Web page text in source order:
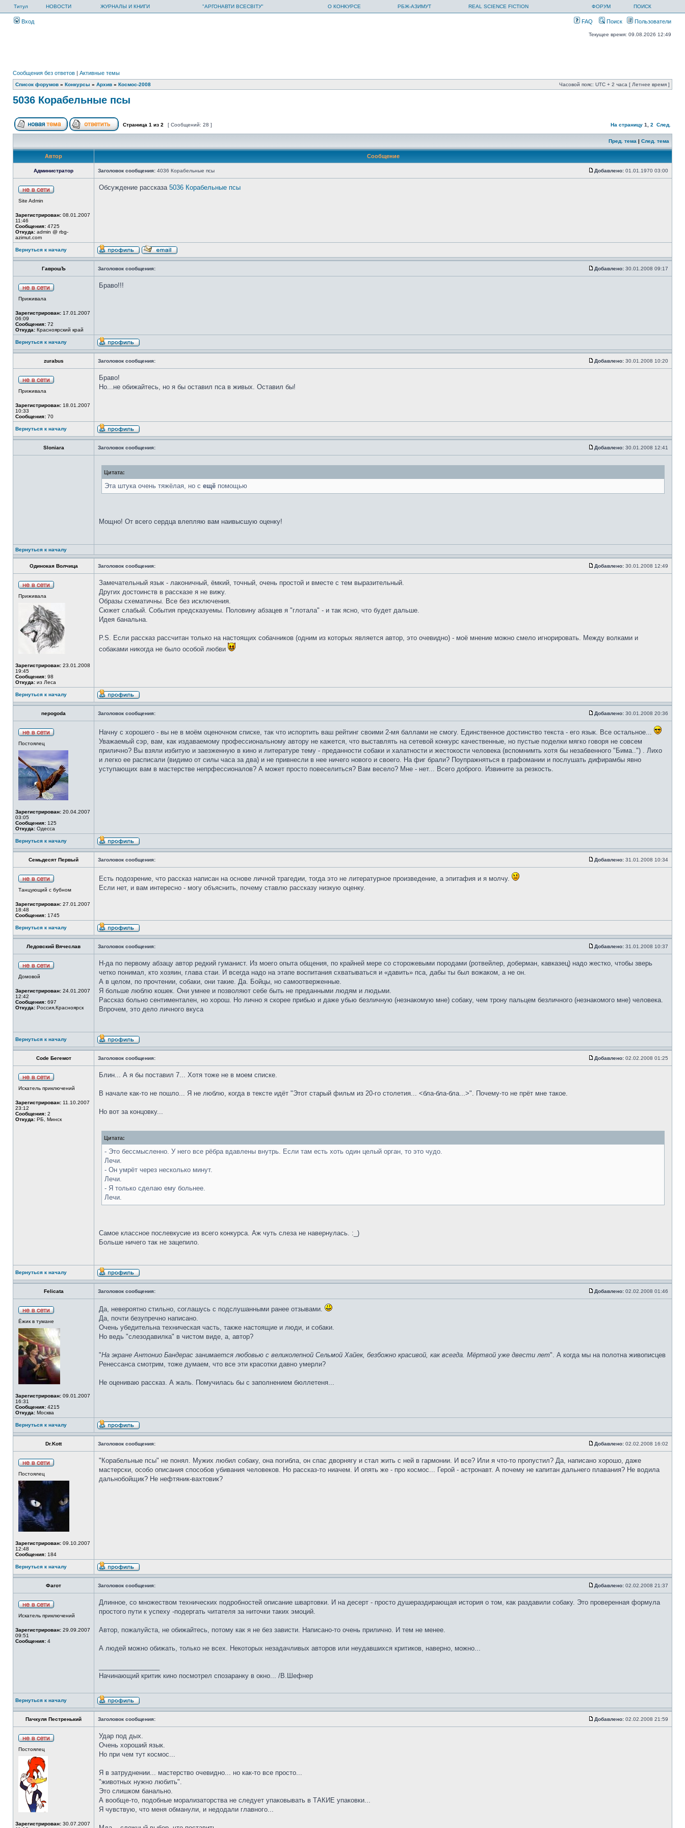
Титул НОВОСТИ ЖУРНАЛЫ И КНИГИ "АРГОНАВТИ ВСЕСВІТУ" О КОНКУРСЕ РБЖ-АЗИМУТ REAL SCIENCE FICTION ФОРУМ ПОИСК
Вход FAQ Поиск Пользователи
Текущее время: 09.08.2026 12:49
Сообщения без ответов | Активные темы
Список форумов » Конкурсы » Архив » Космос-2008 Часовой пояс: UTC + 2 часа [ Летнее время ]
5036 Корабельные псы
Страница 1 из 2 [ Сообщений: 28 ] На страницу 1 2 След.
Пред. тема | След. тема
Автор Сообщение
Администратор Заголовок сообщения: 4036 Корабельные псы Добавлено: 01.01.1970 03:00
Site Admin
Зарегистрирован: 08.01.2007
11:46
Сообщения: 4725
Откуда: admin @ rbg-
azimut.com
Обсуждение рассказа 5036 Корабельные псы
Вернуться к началу
ГаврошЪ Заголовок сообщения: Добавлено: 30.01.2008 09:17
Приживала
Зарегистрирован: 17.01.2007
06:09
Сообщения: 72
Откуда: Красноярский край
Браво!!!
Вернуться к началу
zurabus Заголовок сообщения: Добавлено: 30.01.2008 10:20
Приживала
Зарегистрирован: 18.01.2007
10:33
Сообщения: 70
Браво!
Но...не обижайтесь, но я бы оставил пса в живых. Оставил бы!
Вернуться к началу
Sloniara Заголовок сообщения: Добавлено: 30.01.2008 12:41
Цитата:
Эта штука очень тяжёлая, но с ещё помощью
Мощно! От всего сердца влепляю вам наивысшую оценку!
Вернуться к началу
Одинокая Волчица Заголовок сообщения: Добавлено: 30.01.2008 12:49
Приживала
Зарегистрирован: 23.01.2008
19:45
Сообщения: 98
Откуда: из Леса
Замечательный язык - лаконичный, ёмкий, точный, очень простой и вместе с тем выразительный.
Других достоинств в рассказе я не вижу.
Образы схематичны. Все без исключения.
Сюжет слабый. События предсказуемы. Половину абзацев я "глотала" - и так ясно, что будет дальше.
Идея банальна.
P.S. Если рассказ рассчитан только на настоящих собачников (одним из которых является автор, это очевидно) - моё мнение можно смело игнорировать. Между волками и
собаками никогда не было особой любви
Вернуться к началу
nepogoda Заголовок сообщения: Добавлено: 30.01.2008 20:36
Постоялец
Зарегистрирован: 20.04.2007
03:05
Сообщения: 125
Откуда: Одесса
Начну с хорошего - вы не в моём оценочном списке, так что испортить ваш рейтинг своими 2-мя баллами не смогу. Единственное достинство текста - его язык. Все остальное...
Уважаемый сэр, вам, как издаваемому профессиональному автору не кажется, что выставлять на сетевой конкурс качественные, но пустые поделки мягко говоря не совсем
прилично? Вы взяли избитую и заезженную в кино и литературе тему - преданности собаки и халатности и жестокости человека (вспомнимть хотя бы незабвенного "Бима..") . Лихо
и легко ее расписали (видимо от силы часа за два) и не привнесли в нее ничего нового и своего. На фиг брали? Поупражняться в графомании и послушать дифирамбы явно
уступающих вам в мастерстве непрфессионалов? А может просто повеселиться? Вам весело? Мне - нет... Всего доброго. Извините за резкость.
Вернуться к началу
Семьдесят Первый Заголовок сообщения: Добавлено: 31.01.2008 10:34
Танцующий с бубном
Зарегистрирован: 27.01.2007
18:48
Сообщения: 1745
Есть подозрение, что рассказ написан на основе личной трагедии, тогда это не литературное произведение, а эпитафия и я молчу.
Если нет, и вам интересно - могу объяснить, почему ставлю рассказу низкую оценку.
Вернуться к началу
Ледовский Вячеслав Заголовок сообщения: Добавлено: 31.01.2008 10:37
Домовой
Зарегистрирован: 24.01.2007
12:42
Сообщения: 697
Откуда: Россия,Красноярск
Н-да по первому абзацу автор редкий гуманист. Из моего опыта общения, по крайней мере со сторожевыми породами (ротвейлер, доберман, кавказец) надо жестко, чтобы зверь
четко понимал, кто хозяин, глава стаи. И всегда надо на этапе воспитания схватываться и «давить» пса, дабы ты был вожаком, а не он.
А в целом, по прочтении, собаки, они такие. Да. Бойцы, но самоотверженные.
Я больше люблю кошек. Они умнее и позволяют себе быть не преданными людям и людьми.
Рассказ больно сентиментален, но хорош. Но лично я скорее прибью и даже убью безличную (незнакомую мне) собаку, чем трону пальцем безличного (незнакомого мне) человека.
Впрочем, это дело личного вкуса
Вернуться к началу
Code Бегемот Заголовок сообщения: Добавлено: 02.02.2008 01:25
Искатель приключений
Зарегистрирован: 11.10.2007
23:12
Сообщения: 2
Откуда: РБ, Минск
Блин... А я бы поставил 7... Хотя тоже не в моем списке.
В начале как-то не пошло... Я не люблю, когда в тексте идёт "Этот старый фильм из 20-го столетия... <бла-бла-бла...>". Почему-то не прёт мне такое.
Но вот за концовку...
Цитата:
- Это бессмысленно. У него все рёбра вдавлены внутрь. Если там есть хоть один целый орган, то это чудо.
Лечи.
- Он умрёт через несколько минут.
Лечи.
- Я только сделаю ему больнее.
Лечи.
Самое классное послевкусие из всего конкурса. Аж чуть слеза не навернулась. :_)
Больше ничего так не зацепило.
Вернуться к началу
Felicata Заголовок сообщения: Добавлено: 02.02.2008 01:46
Ёжик в тумане
Зарегистрирован: 09.01.2007
16:31
Сообщения: 4215
Откуда: Москва
Да, невероятно стильно, соглашусь с подслушанными ранее отзывами.
Да, почти безупречно написано.
Очень убедительна техническая часть, также настоящие и люди, и собаки.
Но ведь "слезодавилка" в чистом виде, а, автор?
"На экране Антонио Бандерас занимается любовью с великолепной Сельмой Хайек, безбожно красивой, как всегда. Мёртвой уже двести лет". А когда мы на полотна живописцев
Ренессанса смотрим, тоже думаем, что все эти красотки давно умерли?
Не оцениваю рассказ. А жаль. Помучилась бы с заполнением бюллетеня...
Вернуться к началу
Dr.Kott Заголовок сообщения: Добавлено: 02.02.2008 16:02
Постоялец
Зарегистрирован: 09.10.2007
12:48
Сообщения: 184
"Корабельные псы" не понял. Мужих любил собаку, она погибла, он спас дворнягу и стал жить с ней в гармонии. И все? Или я что-то пропустил? Да, написано хорошо, даже
мастерски, особо описания способов убивания человеков. Но рассказ-то ниачем. И опять же - про космос... Герой - астронавт. А почему не капитан дальнего плавания? Не водила
дальнобойщик? Не нефтяник-вахтовик?
Вернуться к началу
Фагот Заголовок сообщения: Добавлено: 02.02.2008 21:37
Искатель приключений
Зарегистрирован: 29.09.2007
09:51
Сообщения: 4
Длинное, со множеством технических подробностей описание швартовки. И на десерт - просто душераздирающая история о том, как раздавили собаку. Это проверенная формула
простого пути к успеху -подергать читателя за ниточки таких эмоций.
Автор, пожалуйста, не обижайтесь, потому как я не без зависти. Написано-то очень прилично. И тем не менее.
А людей можно обижать, только не всех. Некоторых незадачливых авторов или неудавшихся критиков, наверно, можно...
Начинающий критик кино посмотрел спозаранку в окно... /В.Шефнер
Вернуться к началу
Пачкуля Пестренький Заголовок сообщения: Добавлено: 02.02.2008 21:59
Постоялец
Зарегистрирован: 30.07.2007
Удар под дых.
Очень хороший язык.
Но при чем тут космос...
Я в затруднении... мастерство очевидно... но как-то все просто...
"животных нужно любить".
Это слишком банально.
А вообще-то, подобные морализаторства не следует упаковывать в ТАКИЕ упаковки...
Я чувствую, что меня обманули, и недодали главного...